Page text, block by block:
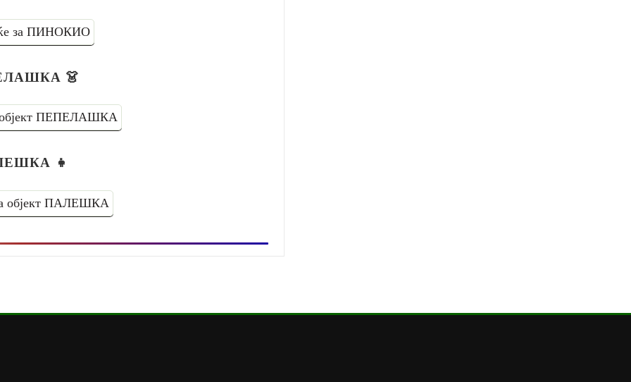
за ПИНОКИО
👗
објект ПЕПЕЛАШКА
👧
објект ПАЛЕШКА